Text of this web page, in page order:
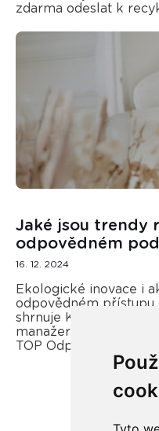
zdarma odeslat k
Jaké jsou trendy
odpovědném
16. 12. 2024
Ekologické inovace i
odpovědném
shrnuje Kateřina
manažerka REMA
TOP Odpovědná firma.